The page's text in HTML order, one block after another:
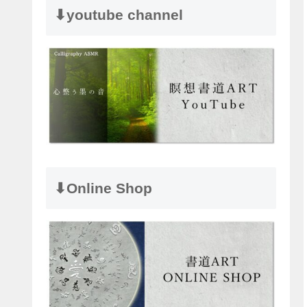
⬇︎youtube channel
⬇︎Online Shop